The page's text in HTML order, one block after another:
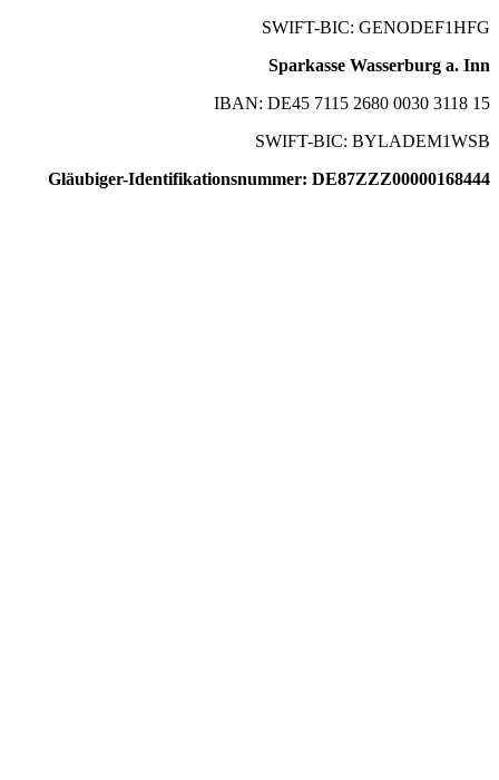
SWIFT-BIC: GENODEF1HFG
Sparkasse Wasserburg a. Inn
IBAN: DE45 7115 2680 0030 3118 15
SWIFT-BIC: BYLADEM1WSB
Gläubiger-Identifikationsnummer: DE87ZZZ00000168444